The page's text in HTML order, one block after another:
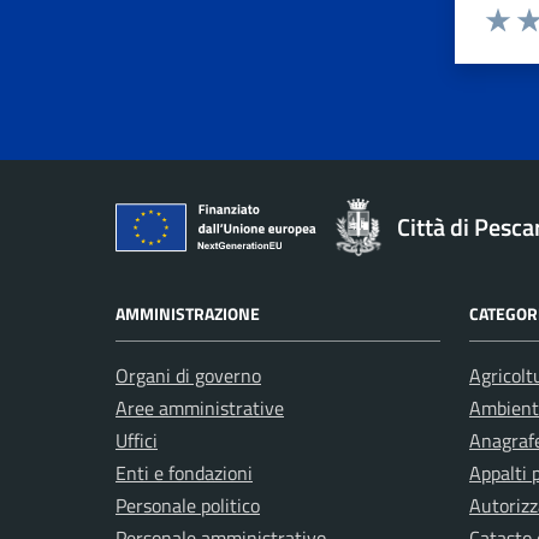
Città di
AMMINISTRAZIONE
Organi di governo
Aree amministrative
Uffici
Enti e fondazioni
Personale politico
Appalti